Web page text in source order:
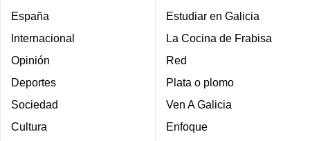
España
Internacional
Opinión
Deportes
Sociedad
Cultura
Estudiar en Galicia
La Cocina de Frabisa
Red
Plata o plomo
Ven A Galicia
Enfoque